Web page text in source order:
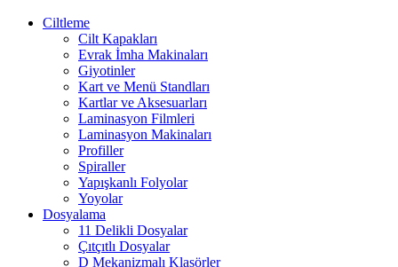
Ciltleme
Cilt Kapakları
Evrak İmha Makinaları
Giyotinler
Kart ve Menü Standları
Kartlar ve Aksesuarları
Laminasyon Filmleri
Laminasyon Makinaları
Profiller
Spiraller
Yapışkanlı Folyolar
Yoyolar
Dosyalama
11 Delikli Dosyalar
Çıtçıtlı Dosyalar
D Mekanizmalı Klasörler